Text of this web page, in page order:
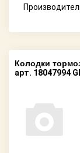
Колодки
арт. 18047994